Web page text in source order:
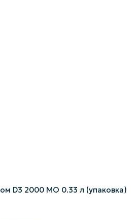
D3 2000 МО 0.33 л (упаковка)